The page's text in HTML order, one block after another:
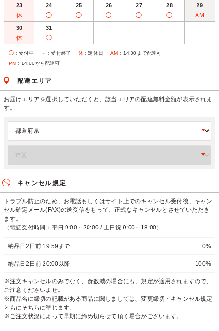
23
休
24
◯
25
◯
26
◯
27
◯
28
◯
29
AM
30
休
31
◯
◯ ：受付中 － ：受付終了 休 ：定休日 AM ：14:00まで配達可
PM ：14:00から配達可
配達エリア
お届けエリアを選択していただくと、該当エリアの配達無料金額が表示されま
す。
キャンセル規定
トラブル防止のため、お電話もしくはサイト上でのキャンセル受付後、キャン
セル確定メール(FAX)の送受信をもって、正式なキャンセルとさせていただき
ます。
（電話受付時間：平日 9:00～20:00 / 土日祝 9:00～18:00）
納品日2日前 19:59まで 0%
納品日2日前 20:00以降 100%
※注文キャンセルのみでなく、食数減の場合にも、規定が適用されますので、
ご注意くださいませ。
※商品名に締切の記載がある商品に関しましては、変更締切・キャンセル規定
ともにそちらに準じます。
※ご注文状況によって早期に締め切らせて頂く場合がございます。